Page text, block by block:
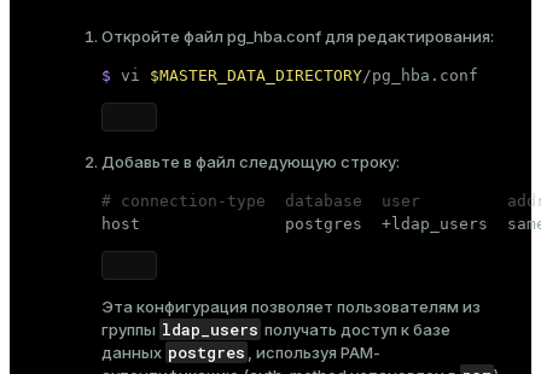
Откройте файл pg_hba.conf для редактирования:
$ vi $MASTER_DATA_DIRECTORY/pg_hba.conf
Добавьте в файл следующую строку:
# connection-type  database  user
host               postgres  +ldap_users
Эта конфигурация позволяет пользователям из
группы ldap_users получать доступ к базе
данных postgres
, используя PAM-